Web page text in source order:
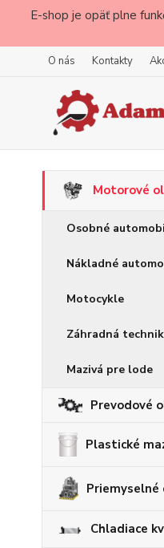
E-shop je opäť plne
O nás Kontakty
Motorové
Osobné
Nákladné
Motocykle
Záhradná
Mazivá pre lode
Prevodové
Plastické
Priemyselné
Chladiace